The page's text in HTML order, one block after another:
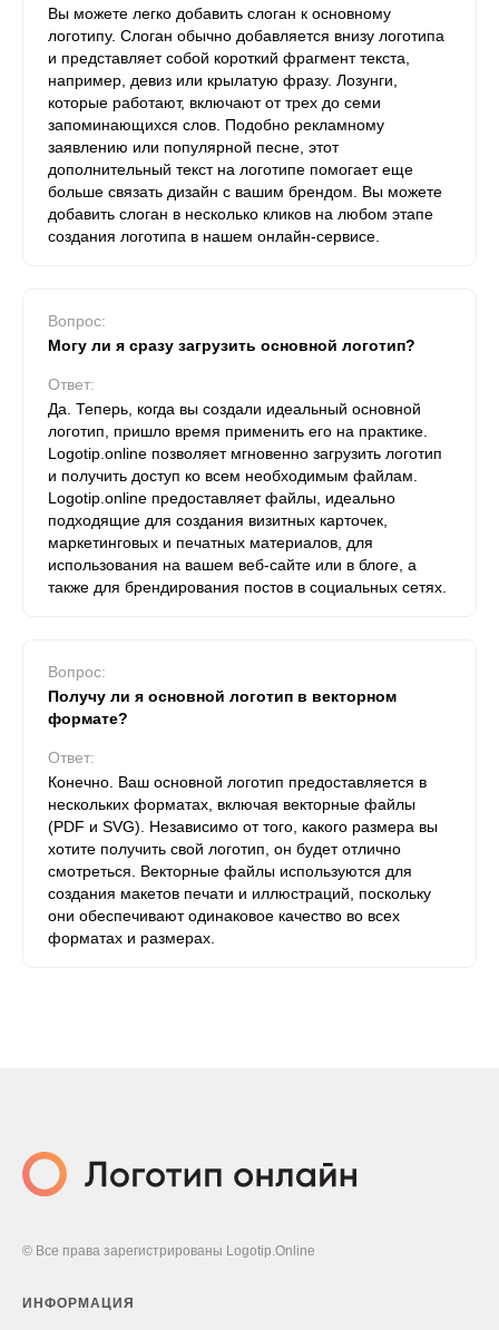
Вы можете легко добавить слоган к основному
логотипу. Слоган обычно добавляется внизу логотипа
и представляет собой короткий фрагмент текста,
например, девиз или крылатую фразу. Лозунги,
которые работают, включают от трех до семи
запоминающихся слов. Подобно рекламному
заявлению или популярной песне, этот
дополнительный текст на логотипе помогает еще
больше связать дизайн с вашим брендом. Вы можете
добавить слоган в несколько кликов на любом этапе
создания логотипа в нашем онлайн-сервисе.
Вопрос:
Могу ли я сразу загрузить основной логотип?
Ответ:
Да. Теперь, когда вы создали идеальный основной
логотип, пришло время применить его на практике.
Logotip.online позволяет мгновенно загрузить логотип
и получить доступ ко всем необходимым файлам.
Logotip.online предоставляет файлы, идеально
подходящие для создания визитных карточек,
маркетинговых и печатных материалов, для
использования на вашем веб-сайте или в блоге, а
также для брендирования постов в социальных сетях.
Вопрос:
Получу ли я основной логотип в векторном
формате?
Ответ:
Конечно. Ваш основной логотип предоставляется в
нескольких форматах, включая векторные файлы
(PDF и SVG). Независимо от того, какого размера вы
хотите получить свой логотип, он будет отлично
смотреться. Векторные файлы используются для
создания макетов печати и иллюстраций, поскольку
они обеспечивают одинаковое качество во всех
форматах и ​​размерах.
© Все права зарегистрированы Logotip.Online
ИНФОРМАЦИЯ